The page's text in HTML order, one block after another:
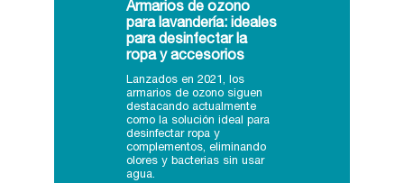
Armarios de ozono
para lavandería: ideales
para desinfectar la
ropa y accesorios
Lanzados en 2021, los
armarios de ozono siguen
destacando actualmente
como la solución ideal para
desinfectar ropa y
complementos, eliminando
olores y bacterias sin usar
agua.